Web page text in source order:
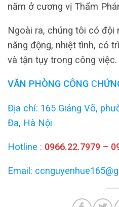
năm ở cương vị Thẩm
Ngoài ra, chúng tôi có đội
năng động, nhiệt tình, có
và tận tụy trong công việc.
VĂN PHÒNG CÔNG C
Địa chỉ: 165 Giảng Võ,
Đa, Hà Nội
Hotline : 0966.22.7979 –
Email: